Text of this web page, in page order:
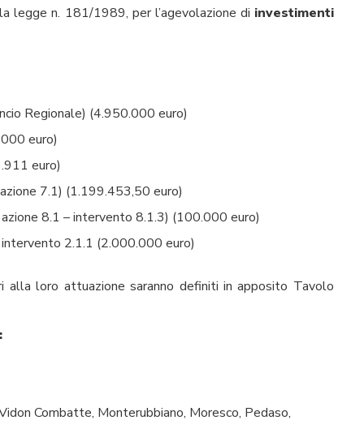
legge n. 181/1989, per l’agevolazione di investimenti
Regionale) (4.950.000 euro)
euro)
euro)
7.1) (1.199.453,50 euro)
8.1 – intervento 8.1.3) (100.000 euro)
2.1.1 (2.000.000 euro)
alla loro attuazione saranno definiti in apposito Tavolo
Combatte, Monterubbiano, Moresco, Pedaso,